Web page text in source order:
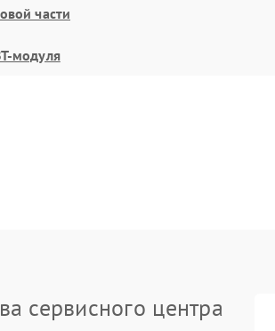
части
модуля
сервисного центра